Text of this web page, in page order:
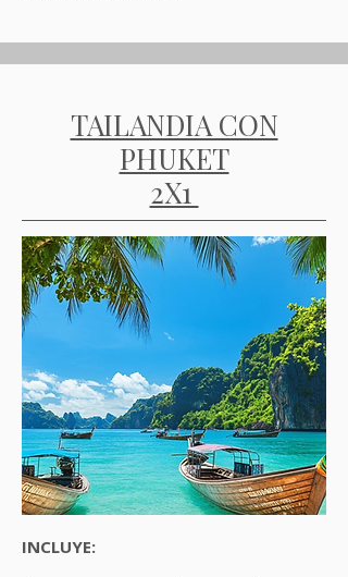
TAILANDIA CON
PHUKET
2X1
INCLUYE: